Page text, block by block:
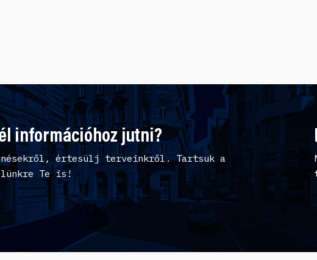
információhoz jutni?
értesülj terveinkről. Tartsuk a
Te is!